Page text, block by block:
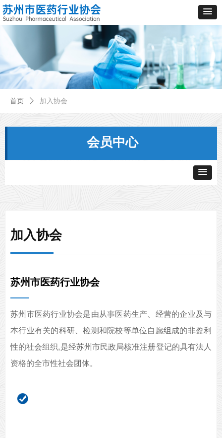
首页 ꄲ 加入协会
加入协会
苏州市医药行业协会是由从事医药生产、经营的企业及与
本行业有关的科研、检测和院校等单位自愿组成的非盈利
性的社会组织,是经苏州市民政局核准注册登记的具有法人
资格的全市性社会团体。
苏州市医药行业协会
会员中心